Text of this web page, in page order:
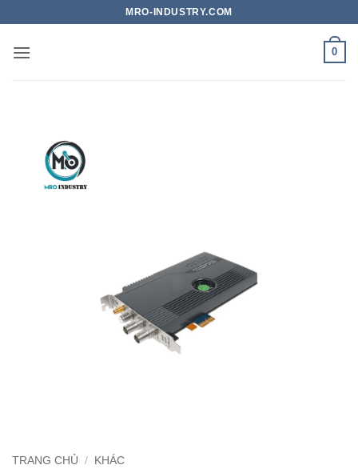
nội
MRO-INDUSTRY.COM
0
TRANG CHỦ / KHÁC